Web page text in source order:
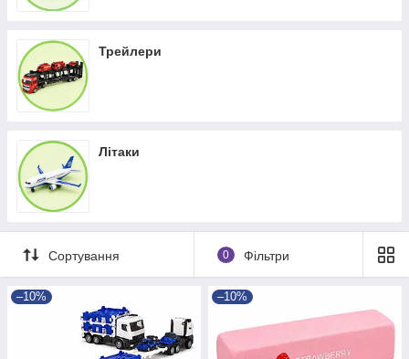
Трейлери
Літаки
Сортування 0 Фільтри
–10% –10%